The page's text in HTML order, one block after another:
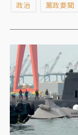
政治 黨政要聞